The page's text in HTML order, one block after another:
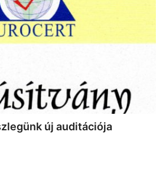
új auditációja